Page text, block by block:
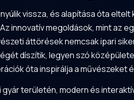
vissza, és alapítása óta
innovatív megoldások, mint az
áttörések nemcsak ipari
díszítik, legyen szó
óta inspirálja a művészeket
gyár területén, modern és